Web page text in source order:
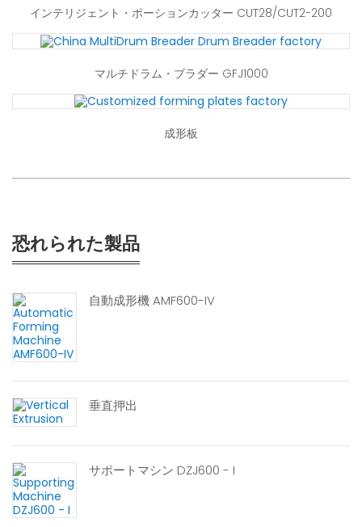
インテリジェント・ポーションカッター CUT28/CUT2-200
マルチドラム・ブラダー GFJ1000
成形板
恐れられた製品
自動成形機 AMF600-IV
垂直押出
サポートマシン DZJ600 - I